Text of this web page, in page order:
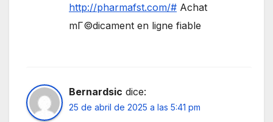
http://pharmafst.com/# Achat
mГ©dicament en ligne fiable
Bernardsic dice:
25 de abril de 2025 a las 5:41 pm